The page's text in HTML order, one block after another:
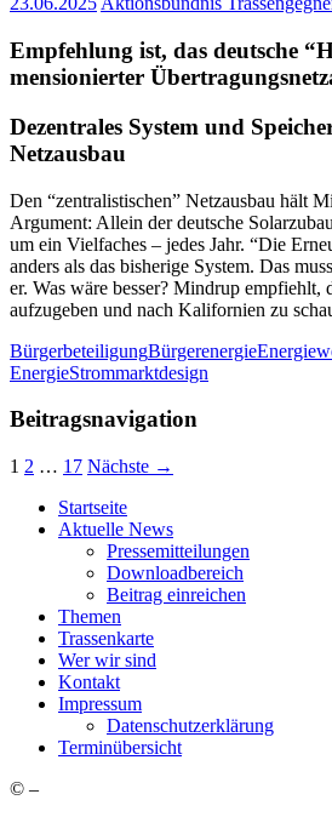
Emp­feh­lung ist, das deut­sche
men­sio­nier­ter
Dezen­tra­les Sys­tem und
Netzausbau
Den “zen­tra­lis­ti­schen” Netz­aus­bau hält
Argu­ment: Allein der deut­sche
um ein Viel­fa­ches – jedes Jahr. “Die
anders als das bis­he­ri­ge Sys­tem. Das
er. Was wäre bes­ser? Min­drup emp­fiehlt,
auf­zu­ge­ben und nach Kali­for­ni­en zu
BürgerbeteiligungBürgerenergie
EnergieStrommarktdesign
Beitragsnavigation
1 2 … 17 Nächste →
Start­sei­te
Aktu­el­le News
Pres­se­mit­tei­lun­gen
Down­load­be­reich
Bei­trag einreichen
The­men
Tras­sen­kar­te
Wer wir sind
Kon­takt
Impres­sum
Daten­schutz­er­klä­rung
Ter­min­über­sicht
© –